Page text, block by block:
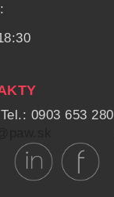
Tel.: 0903 653 280